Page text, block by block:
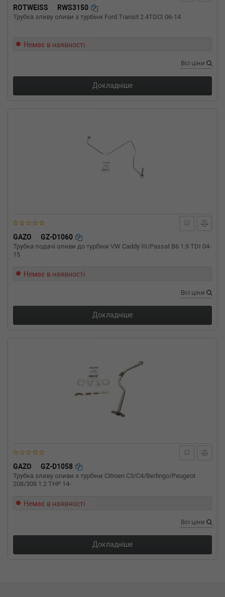
ROTWEISS RWS3150
Трубка зливу оливи з турбіни Ford Transit 2.4TDCI 06-14
Немає в наявності
Всі ціни
Докладніше
GAZO GZ-D1060
Трубка подачі оливи до турбіни VW Caddy III/Passat B6 1.9 TDI 04-
15
Немає в наявності
Всі ціни
Докладніше
GAZO GZ-D1058
Трубка зливу оливи з турбіни Citroen C3/C4/Berlingo/Peugeot
208/308 1.2 THP 14-
Немає в наявності
Всі ціни
Докладніше